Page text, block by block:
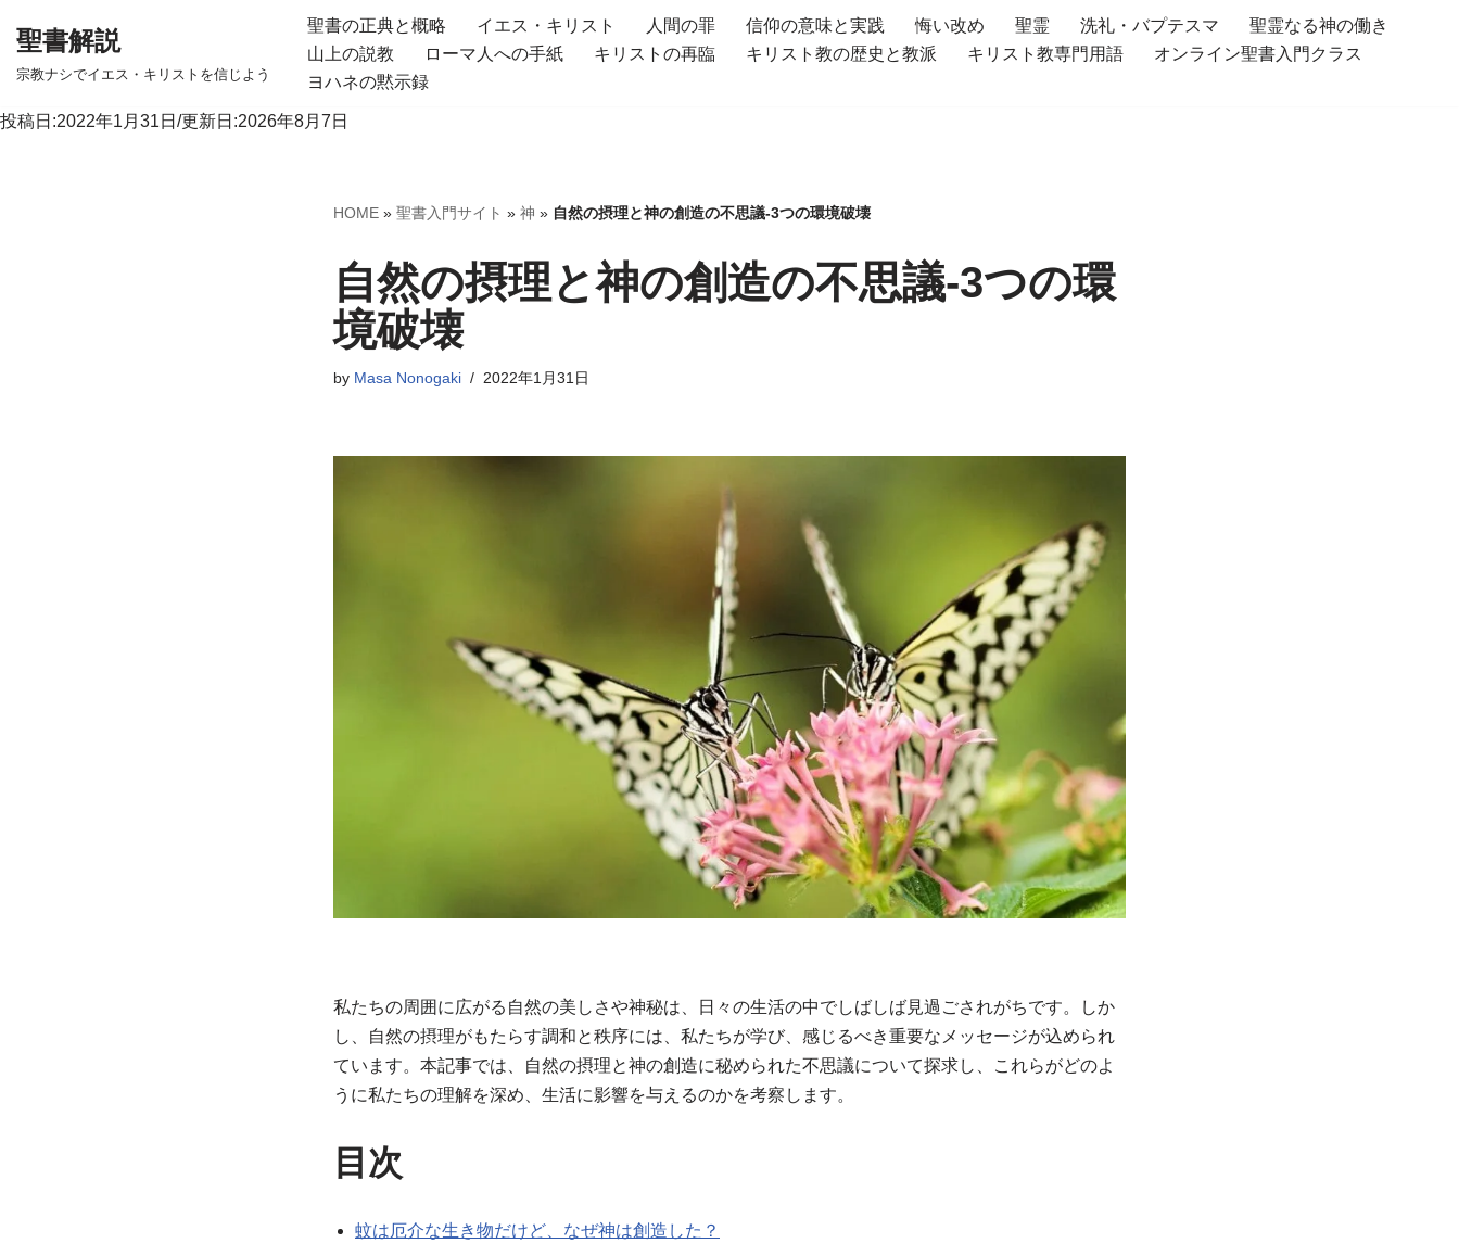
テ
聖書解説
宗教ナシでイエス・キリストを信じよう
聖書の正典と概略 イエス・キリスト 人間の罪 信仰の意味と実践 悔い改め 聖霊 洗礼・バプテスマ
聖霊なる神の働き
山上の説教
ローマ人への手紙 キリストの再臨 キリスト教の歴史と教派 キリスト教専門用語
オンライン聖書入門クラス
ヨハネの黙示録
投稿日:2022年1月31日/更新日:2026年8月7日
HOME » 聖書入門サイト » 神 » 自然の摂理と神の創造の不思議-3つの環境破壊
自然の摂理と神の創造の不思議-3つの環
境破壊
by Masa Nonogaki 2022年1月31日
私たちの周囲に広がる自然の美しさや神秘は、日々の生活の中でしばしば見過ごされがちです。しか
し、自然の摂理がもたらす調和と秩序には、私たちが学び、感じるべき重要なメッセージが込められ
ています。本記事では、自然の摂理と神の創造に秘められた不思議について探求し、これらがどのよ
うに私たちの理解を深め、生活に影響を与えるのかを考察します。
目次
蚊は厄介な生き物だけど、なぜ神は創造した？